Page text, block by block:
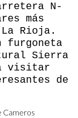
N-
más
Rioja.
furgoneta
Sierra
visitar
de
Cameros